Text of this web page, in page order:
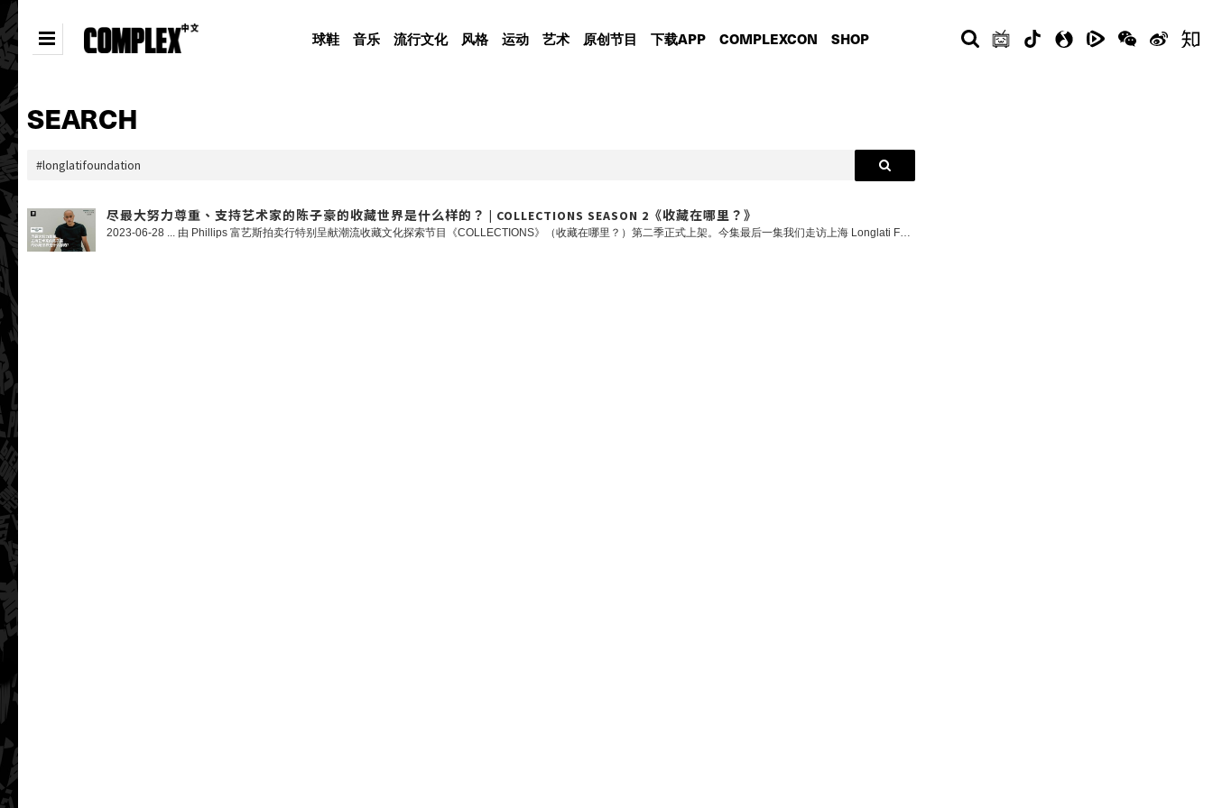
球鞋 音乐 流行文化 风格 运动 艺术 原创节目 下载APP COMPLEXCON SHOP
SEARCH
尽最大努力尊重、支持艺术家的陈子豪的收藏世界是什么样的？ | COLLECTIONS SEASON 2《收藏在哪里？》
2023-06-28 ... 由 Phillips 富艺斯拍卖行特别呈献潮流收藏文化探索节目《COLLECTIONS》（收藏在哪里？）第二季正式上架。今集最后一集我们走访上海 Longlati Foundation，请来艺术家、收藏家同时也是基金会创始人陈子豪，从从不同维度探讨收藏与艺术的关系，在策展、创作、支持年轻艺术家的背后，陈子豪对于收藏的是如何？此外，今集我们同时探访了画家苏予昕，了解她创作心路历程，如她所说，风景绘画是一种重新布置矿物、植披、有机与人造物的地质学实践。 - 《COLLECTIONS》以 COMPLEX 经典节目《Closets》为蓝本，我们将继续与潮流文化界的 OG 和新世代收藏家们做交流，探索收藏家及他们最引以为傲的藏品背后的文化和故事，本季嘉宾包括：香港潮流教父葛民辉、潮流 Icon 余文乐、《Vogue》台湾主编孙怡、Cookie DPT 创始人Wil Fang 等，你最期待看到哪一位的收藏？ - 关于 Phillips 富艺斯 富艺斯拍卖行（Phillips）为全球首屈一指的二十及廿一世纪艺术与设计品交易平台，在二十世纪及当代艺术、设计、摄影、版本作品、名表及珠宝各方面均具丰富经验，致力为收藏家提供专业卓越的服务及意见。富艺斯于纽约、伦敦、日内瓦及香港均设有拍卖中心。